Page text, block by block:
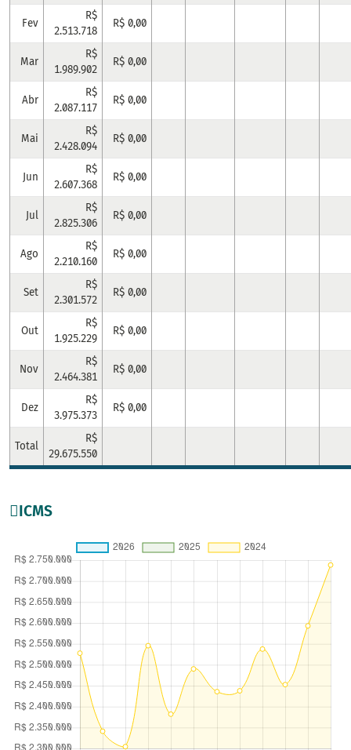
Fev
R$
2.513.718
R$ 0,00
Mar
R$
1.989.902
R$ 0,00
Abr
R$
2.087.117
R$ 0,00
Mai
R$
2.428.094
R$ 0,00
Jun
R$
2.607.368
R$ 0,00
Jul
R$
2.825.306
R$ 0,00
Ago
R$
2.210.160
R$ 0,00
Set
R$
2.301.572
R$ 0,00
Out
R$
1.925.229
R$ 0,00
Nov
R$
2.464.381
R$ 0,00
Dez
R$
3.975.373
R$ 0,00
Total
R$
29.675.550
ICMS